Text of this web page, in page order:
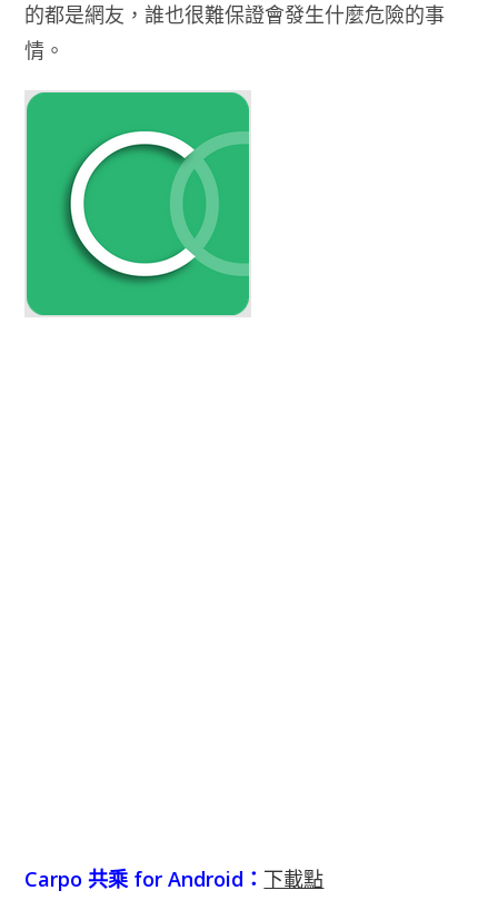
的都是網友，誰也很難保證會發生什麼危險的事
情。
Carpo 共乘 for Android： 下載點